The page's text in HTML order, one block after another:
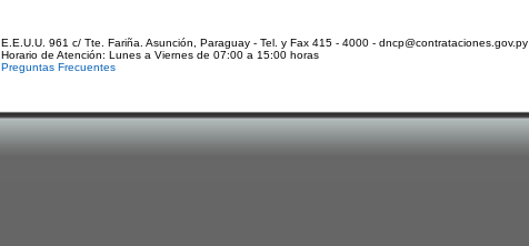
E.E.U.U. 961 c/ Tte. Fariña. Asunción, Paraguay - Tel. y Fax 415 - 4000 - dncp@contrataciones.gov.py
Horario de Atención: Lunes a Viernes de 07:00 a 15:00 horas
Preguntas Frecuentes